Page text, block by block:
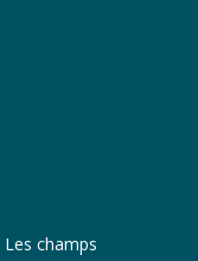
Les champs